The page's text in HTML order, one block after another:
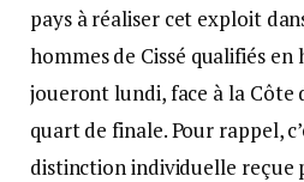
pays à réaliser cet exploit
hommes de Cissé qualifiés
joueront lundi, face à la Côte
quart de finale. Pour rappel,
distinction individuelle reçue